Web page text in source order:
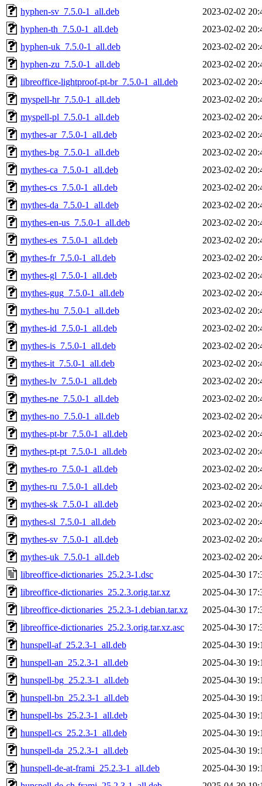
hyphen-sv_7.5.0-1_all.deb
2023-02-02
hyphen-th_7.5.0-1_all.deb
2023-02-02
hyphen-uk_7.5.0-1_all.deb
2023-02-02
hyphen-zu_7.5.0-1_all.deb
2023-02-02
libreoffice-lightproof-pt-br_7.5.0-1_all.deb
2023-02-02
myspell-hr_7.5.0-1_all.deb
2023-02-02
myspell-pl_7.5.0-1_all.deb
2023-02-02
mythes-ar_7.5.0-1_all.deb
2023-02-02
mythes-bg_7.5.0-1_all.deb
2023-02-02
mythes-ca_7.5.0-1_all.deb
2023-02-02
mythes-cs_7.5.0-1_all.deb
2023-02-02
mythes-da_7.5.0-1_all.deb
2023-02-02
mythes-en-us_7.5.0-1_all.deb
2023-02-02
mythes-es_7.5.0-1_all.deb
2023-02-02
mythes-fr_7.5.0-1_all.deb
2023-02-02
mythes-gl_7.5.0-1_all.deb
2023-02-02
mythes-gug_7.5.0-1_all.deb
2023-02-02
mythes-hu_7.5.0-1_all.deb
2023-02-02
mythes-id_7.5.0-1_all.deb
2023-02-02
mythes-is_7.5.0-1_all.deb
2023-02-02
mythes-it_7.5.0-1_all.deb
2023-02-02
mythes-lv_7.5.0-1_all.deb
2023-02-02
mythes-ne_7.5.0-1_all.deb
2023-02-02
mythes-no_7.5.0-1_all.deb
2023-02-02
mythes-pt-br_7.5.0-1_all.deb
2023-02-02
mythes-pt-pt_7.5.0-1_all.deb
2023-02-02
mythes-ro_7.5.0-1_all.deb
2023-02-02
mythes-ru_7.5.0-1_all.deb
2023-02-02
mythes-sk_7.5.0-1_all.deb
2023-02-02
mythes-sl_7.5.0-1_all.deb
2023-02-02
mythes-sv_7.5.0-1_all.deb
2023-02-02
mythes-uk_7.5.0-1_all.deb
2023-02-02
libreoffice-dictionaries_25.2.3-1.dsc
2025-04-30
libreoffice-dictionaries_25.2.3.orig.tar.xz
2025-04-30
libreoffice-dictionaries_25.2.3-1.debian.tar.xz
2025-04-30
libreoffice-dictionaries_25.2.3.orig.tar.xz.asc
2025-04-30
hunspell-af_25.2.3-1_all.deb
2025-04-30
hunspell-an_25.2.3-1_all.deb
2025-04-30
hunspell-bg_25.2.3-1_all.deb
2025-04-30
hunspell-bn_25.2.3-1_all.deb
2025-04-30
hunspell-bs_25.2.3-1_all.deb
2025-04-30
hunspell-cs_25.2.3-1_all.deb
2025-04-30
hunspell-da_25.2.3-1_all.deb
2025-04-30
hunspell-de-at-frami_25.2.3-1_all.deb
2025-04-30